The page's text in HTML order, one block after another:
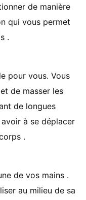
de manière
qui vous permet
.
pour vous. Vous
de masser les
de longues
à se déplacer
.
de vos mains .
au milieu de sa